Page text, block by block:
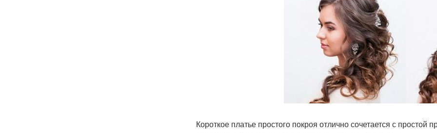
Короткое платье простого покроя отлично сочетается с простой